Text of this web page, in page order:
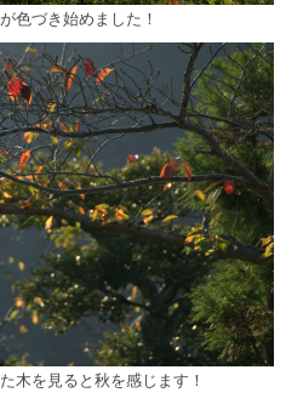
色づき始めました！
木を見ると秋を感じます！